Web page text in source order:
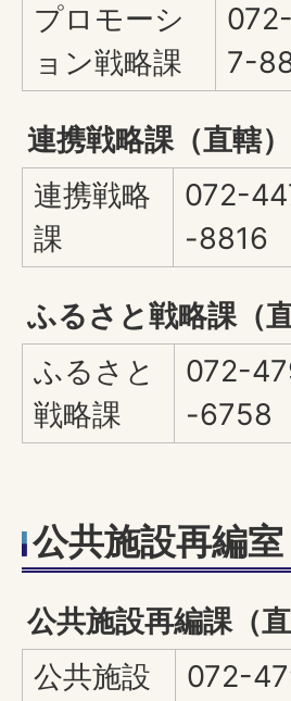
プロモーシ
ョン戦略課
7-
連携戦略課（直轄）
連携戦略
課
072-
-8816
ふるさと戦略課（直
ふるさと
戦略課
072-
-6758
公共施設再編室
公共施設再編課（直
公共施設
072-